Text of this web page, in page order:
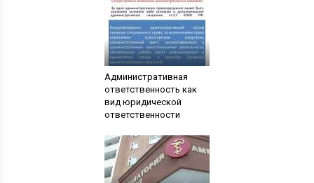
Административная
ответственность как
вид юридической
ответственности